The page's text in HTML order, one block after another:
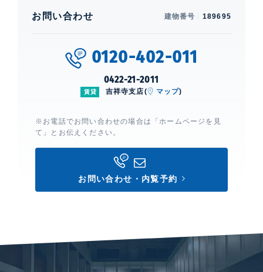
お問い合わせ 建物番号 189695
0120-402-011
0422-21-2011
賃貸 吉祥寺支店( マップ)
※お電話でお問い合わせの場合は「ホームページを見
て」とお伝えください。
お問い合わせ・内覧予約